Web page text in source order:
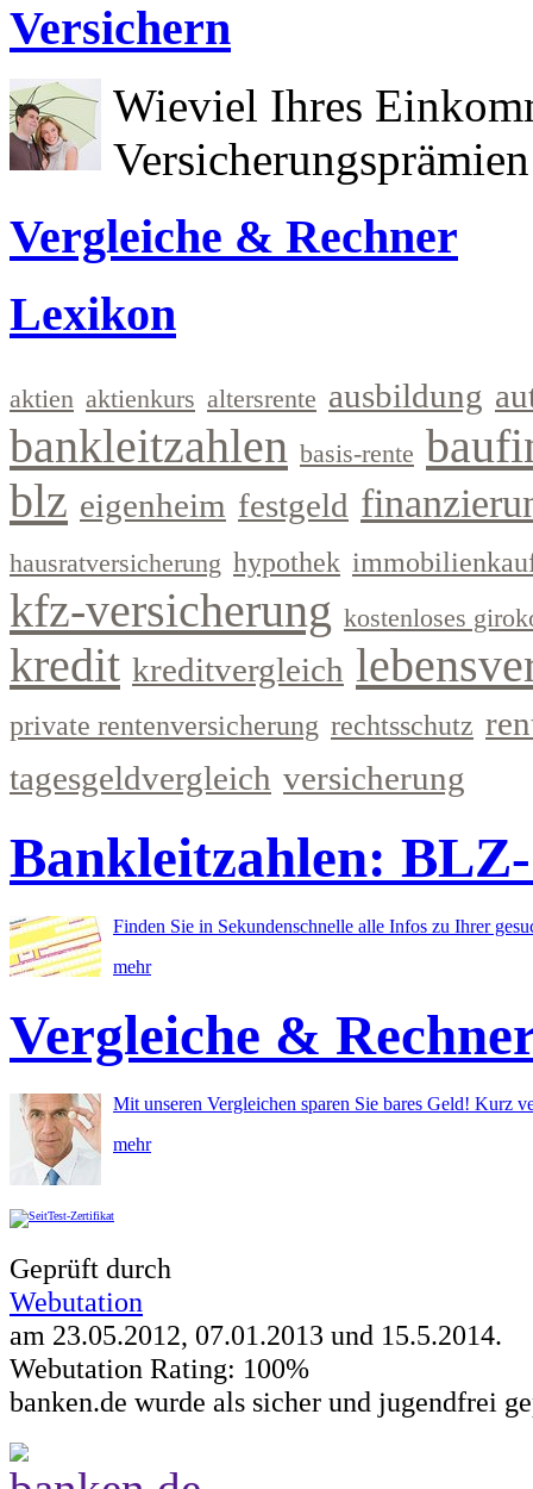
Versichern
Wieviel Ihres
Vergleiche & Rechner
Lexikon
aktien aktienkurs altersrente ausbildung
bankleitzahlen basis-rente
blz eigenheim festgeld
hausratversicherung hypothek
kfz-versicherung kostenloses
kredit kreditvergleich
private rentenversicherung rechtsschutz
tagesgeldvergleich versicherung
Bankleitzahlen: BLZ-
Finden Sie in Sekundenschnelle alle Infos zu Ihrer
mehr
Vergleiche &
Mit unseren Vergleichen sparen Sie bares Geld! Kurz
mehr
Geprüft durch
Webutation
am 23.05.2012, 07.01.2013 und 15.5.2014.
Webutation Rating: 100%
banken.de wurde als sicher und jugendfrei